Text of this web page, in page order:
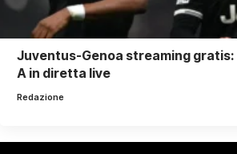
Juventus-Genoa streaming gratis:
A in diretta live
Redazione